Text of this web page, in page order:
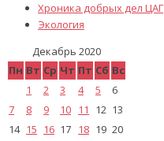
Хроника добрых дел ЦАГ
Экология
Декабрь 2020
Пн Вт Ср Чт Пт Сб Вс
1
2 3 4 5
6
7
8 9 10 11 12 13
14 15 16 17 18 19 20